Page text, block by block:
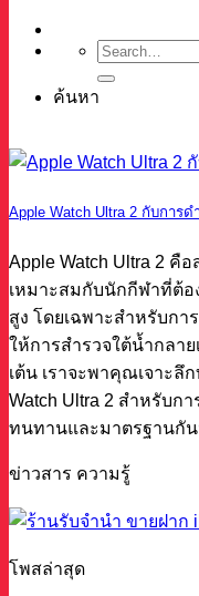
ค้นหา
Apple Watch Ultra 2 กับการด
Apple Watch Ultra 2 คื
เหมาะสมกับนักกีฬาที่ต้
สูง โดยเฉพาะสำหรับกา
ให้การสำรวจใต้น้ำกลา
เต้น เราจะพาคุณเจาะลึ
Watch Ultra 2 สำหรับก
ทนทานและมาตรฐานกัน
ข่าวสาร ความรู้
โพสล่าสุด